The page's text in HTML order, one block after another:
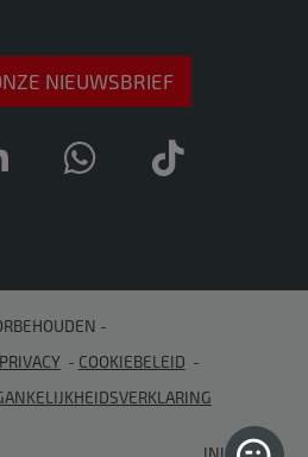
NIEUWSBRIEF
PRIVACY
COOKIEBELEID